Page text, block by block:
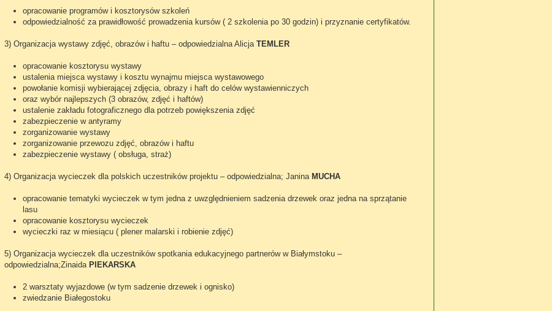
opracowanie programów i kosztorysów szkoleń
odpowiedzialność za prawidłowość prowadzenia kursów ( 2 szkolenia po 30 godzin) i przyznanie certyfikatów.
3) Organizacja wystawy zdjęć, obrazów i haftu – odpowiedzialna AlicjaTEMLER
opracowanie kosztorysu wystawy
ustalenia miejsca wystawy i kosztu wynajmu miejsca wystawowego
powołanie komisji wybierającej zdjęcia, obrazy i haft do celów wystawienniczych
oraz wybór najlepszych (3 obrazów, zdjęć i haftów)
ustalenie zakładu fotograficznego dla potrzeb powiększenia zdjęć
zabezpieczenie w antyramy
zorganizowanie wystawy
zorganizowanie przewozu zdjęć, obrazów i haftu
zabezpieczenie wystawy ( obsługa, straż)
4) Organizacja wycieczek dla polskich uczestników projektu – odpowiedzialna; JaninaMUCHA
opracowanie tematyki wycieczek w tym jedna z uwzględnieniem sadzenia drzewek oraz jedna na sprzątanie
lasu
opracowanie kosztorysu wycieczek
wycieczki raz w miesiącu ( plener malarski i robienie zdjęć)
5) Organizacja wycieczek dla uczestników spotkania edukacyjnego partnerów w Białymstoku –
odpowiedzialna;Zinaida PIEKARSKA
2 warsztaty wyjazdowe (w tym sadzenie drzewek i ognisko)
zwiedzanie Białegostoku